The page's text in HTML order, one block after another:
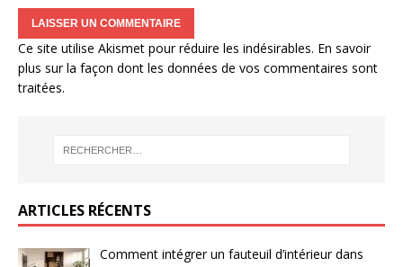
Ce site utilise Akismet pour réduire les indésirables. En savoir
plus sur la façon dont les données de vos commentaires sont
traitées.
ARTICLES RÉCENTS
Comment intégrer un fauteuil d’intérieur dans